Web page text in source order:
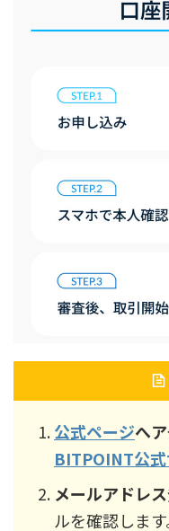
公式ページへ
BITPOINT公式
メールアドレ
ルを確認します